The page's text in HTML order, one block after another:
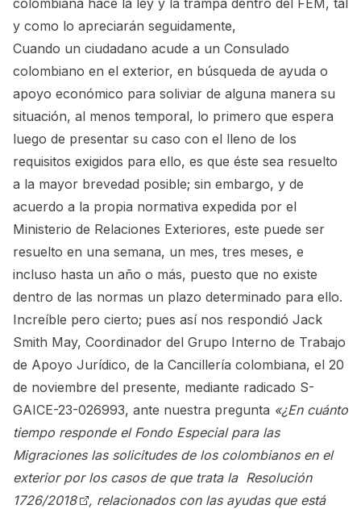
colombiana hace la ley y la trampa dentro del FEM, tal
y como lo apreciarán seguidamente,
Cuando un ciudadano acude a un Consulado
colombiano en el exterior, en búsqueda de ayuda o
apoyo económico para soliviar de alguna manera su
situación, al menos temporal, lo primero que espera
luego de presentar su caso con el lleno de los
requisitos exigidos para ello, es que éste sea resuelto
a la mayor brevedad posible; sin embargo, y de
acuerdo a la propia normativa expedida por el
Ministerio de Relaciones Exteriores, este puede ser
resuelto en una semana, un mes, tres meses, e
incluso hasta un año o más, puesto que no existe
dentro de las normas un plazo determinado para ello.
Increíble pero cierto; pues así nos respondió Jack
Smith May, Coordinador del Grupo Interno de Trabajo
de Apoyo Jurídico, de la Cancillería colombiana, el 20
de noviembre del presente, mediante radicado S-
GAICE-23-026993, ante nuestra pregunta «¿En cuánto
tiempo responde el Fondo Especial para las
Migraciones las solicitudes de los colombianos en el
exterior por los casos de que trata la Resolución
1726/2018
, relacionados con las ayudas que está